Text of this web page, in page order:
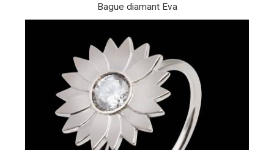
Bague diamant Eva